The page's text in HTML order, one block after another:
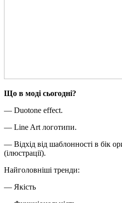
Що в моді сьогодні?
— Duotone effect.
— Line Art логотипи.
— Відхід від шаблонності в бік
(ілюстрації).
Найголовніші тренди:
— Якість